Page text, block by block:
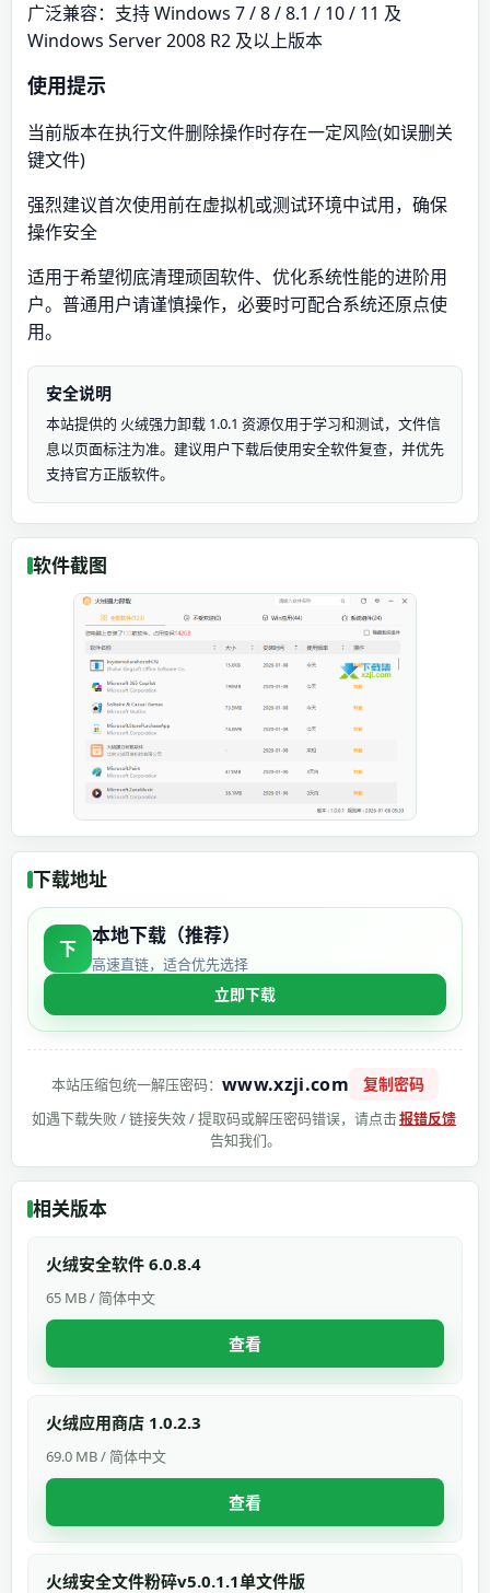
广泛兼容：支持 Windows 7 / 8 / 8.1 / 10 / 11 及
Windows Server 2008 R2 及以上版本
使用提示
当前版本在执行文件删除操作时存在一定风险(如误删关
键文件)
强烈建议首次使用前在虚拟机或测试环境中试用，确保
操作安全
适用于希望彻底清理顽固软件、优化系统性能的进阶用
户。普通用户请谨慎操作，必要时可配合系统还原点使
用。
安全说明
本站提供的 火绒强力卸载 1.0.1 资源仅用于学习和测试，文件信
息以页面标注为准。建议用户下载后使用安全软件复查，并优先
支持官方正版软件。
软件截图
下载地址
下
本地下载（推荐）
高速直链，适合优先选择
立即下载
本站压缩包统一解压密码：www.xzji.com 复制密码
如遇下载失败 / 链接失效 / 提取码或解压密码错误，请点击报错反馈
告知我们。
相关版本
火绒安全软件 6.0.8.4
65 MB / 简体中文
查看
火绒应用商店 1.0.2.3
69.0 MB / 简体中文
查看
火绒安全文件粉碎v5.0.1.1单文件版